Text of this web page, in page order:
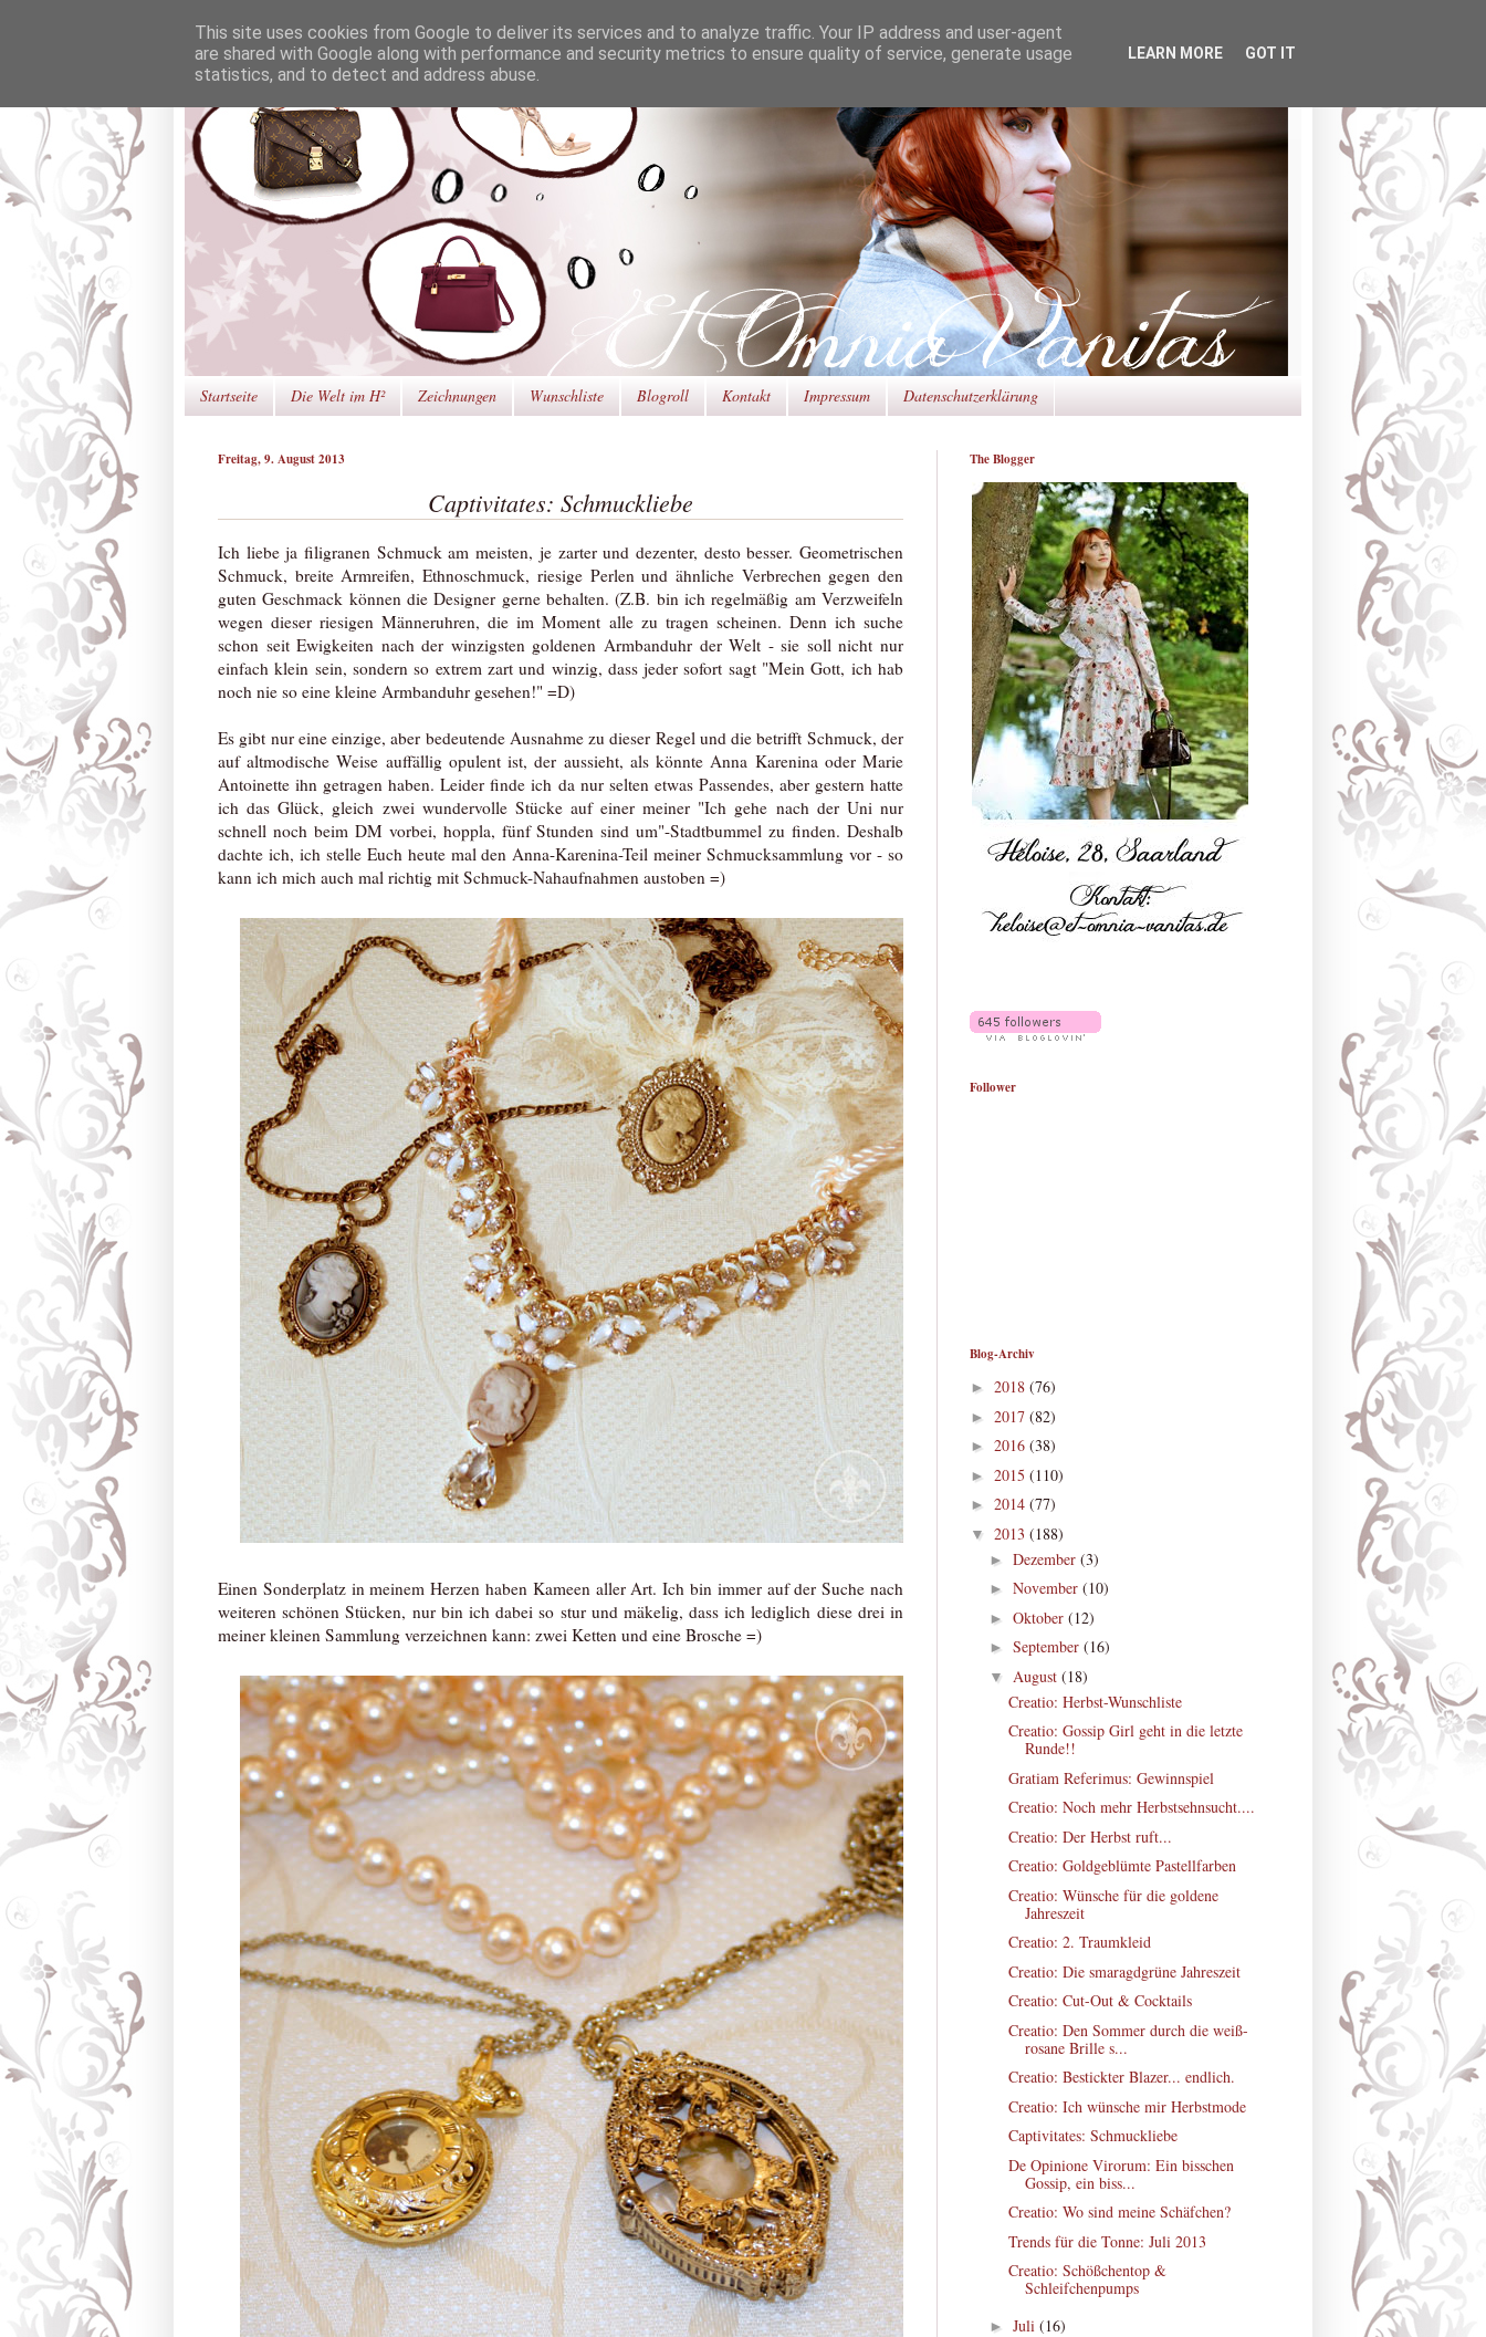
Startseite Die Welt im H² Zeichnungen Wunschliste Blogroll Kontakt Impressum Datenschutzerklärung
Freitag, 9. August 2013
Captivitates: Schmuckliebe
Ich liebe ja filigranen Schmuck am meisten, je zarter und dezenter, desto besser. Geometrischen
Schmuck, breite Armreifen, Ethnoschmuck, riesige Perlen und ähnliche Verbrechen gegen den
guten Geschmack können die Designer gerne behalten. (Z.B. bin ich regelmäßig am Verzweifeln
wegen dieser riesigen Männeruhren, die im Moment alle zu tragen scheinen. Denn ich suche
schon seit Ewigkeiten nach der winzigsten goldenen Armbanduhr der Welt - sie soll nicht nur
einfach klein sein, sondern so extrem zart und winzig, dass jeder sofort sagt "Mein Gott, ich hab
noch nie so eine kleine Armbanduhr gesehen!" =D)
Es gibt nur eine einzige, aber bedeutende Ausnahme zu dieser Regel und die betrifft Schmuck, der
auf altmodische Weise auffällig opulent ist, der aussieht, als könnte Anna Karenina oder Marie
Antoinette ihn getragen haben. Leider finde ich da nur selten etwas Passendes, aber gestern hatte
ich das Glück, gleich zwei wundervolle Stücke auf einer meiner "Ich gehe nach der Uni nur
schnell noch beim DM vorbei, hoppla, fünf Stunden sind um"-Stadtbummel zu finden. Deshalb
dachte ich, ich stelle Euch heute mal den Anna-Karenina-Teil meiner Schmucksammlung vor - so
kann ich mich auch mal richtig mit Schmuck-Nahaufnahmen austoben =)
Einen Sonderplatz in meinem Herzen haben Kameen aller Art. Ich bin immer auf der Suche nach
weiteren schönen Stücken, nur bin ich dabei so stur und mäkelig, dass ich lediglich diese drei in
meiner kleinen Sammlung verzeichnen kann: zwei Ketten und eine Brosche =)
The Blogger
Follower
Blog-Archiv
► 2018 (76)
► 2017 (82)
► 2016 (38)
► 2015 (110)
► 2014 (77)
▼ 2013 (188)
► Dezember (3)
► November (10)
► Oktober (12)
► September (16)
▼ August (18)
Creatio: Herbst-Wunschliste
Creatio: Gossip Girl geht in die letzte
Runde!!
Gratiam Referimus: Gewinnspiel
Creatio: Noch mehr Herbstsehnsucht....
Creatio: Der Herbst ruft...
Creatio: Goldgeblümte Pastellfarben
Creatio: Wünsche für die goldene
Jahreszeit
Creatio: 2. Traumkleid
Creatio: Die smaragdgrüne Jahreszeit
Creatio: Cut-Out & Cocktails
Creatio: Den Sommer durch die weiß-
rosane Brille s...
Creatio: Bestickter Blazer... endlich.
Creatio: Ich wünsche mir Herbstmode
Captivitates: Schmuckliebe
De Opinione Virorum: Ein bisschen
Gossip, ein biss...
Creatio: Wo sind meine Schäfchen?
Trends für die Tonne: Juli 2013
Creatio: Schößchentop &
Schleifchenpumps
► Juli (16)
This site uses cookies from Google to deliver its services and to analyze traffic. Your IP address and user-agent
are shared with Google along with performance and security metrics to ensure quality of service, generate usage
statistics, and to detect and address abuse.
LEARN MORE GOT IT